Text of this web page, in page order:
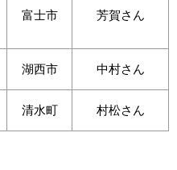
富士市 芳賀さん
湖西市 中村さん
清水町 村松さん